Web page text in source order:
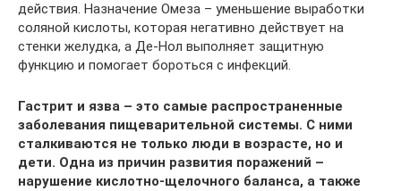
действия. Назначение Омеза – уменьшение выработки
соляной кислоты, которая негативно действует на
стенки желудка, а Де-Нол выполняет защитную
функцию и помогает бороться с инфекций.
Гастрит и язва – это самые распространенные
заболевания пищеварительной системы. С ними
сталкиваются не только люди в возрасте, но и
дети. Одна из причин развития поражений –
нарушение кислотно-щелочного баланса, а также